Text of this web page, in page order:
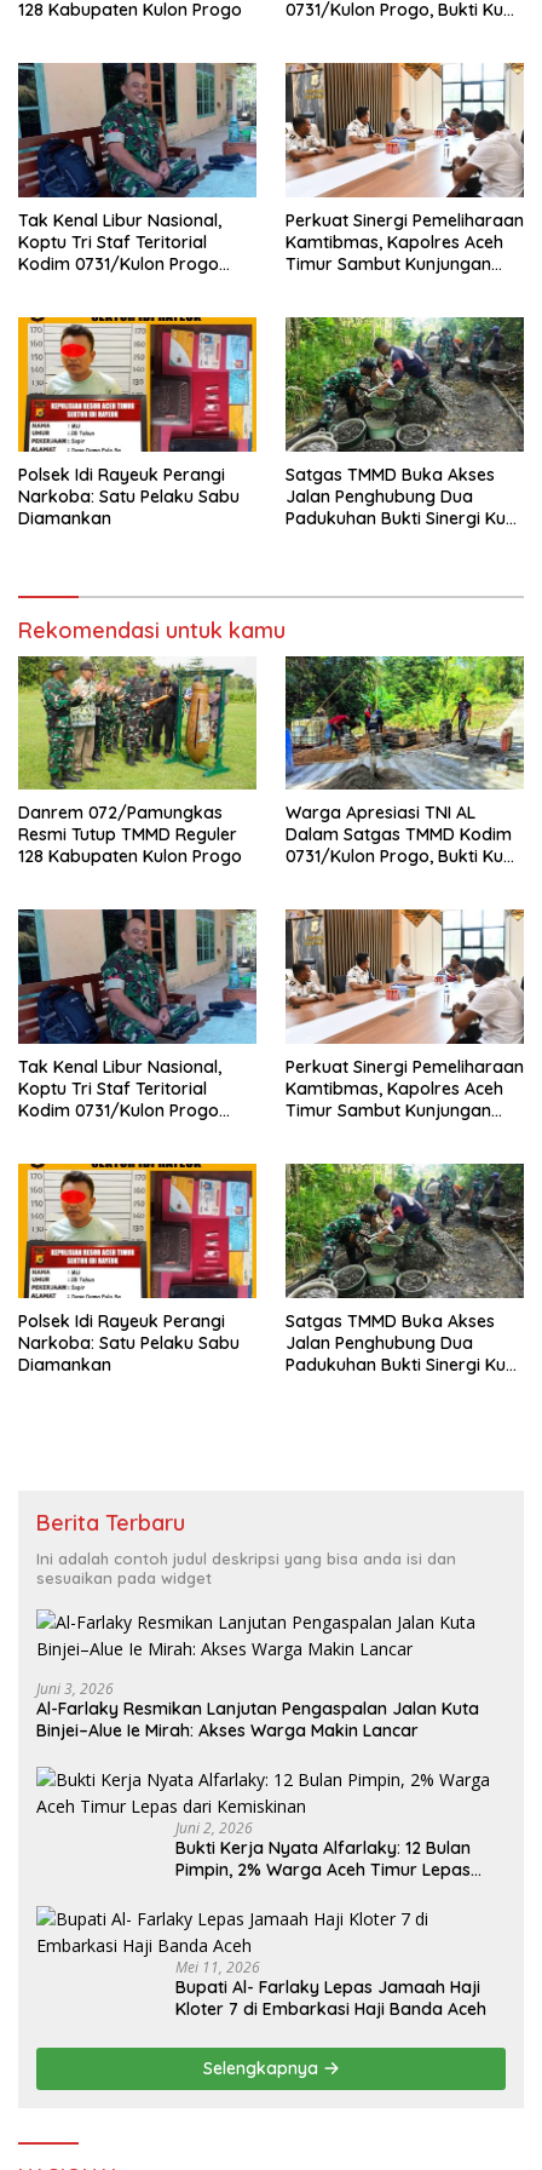
128 Kabupaten Kulon Progo
0731/Kulon Progo, Bukti Kuat
Tak Kenal Libur Nasional,
Koptu Tri Staf Teritorial
Kodim 0731/Kulon Progo
Perkuat Sinergi Pemeliharaan
Kamtibmas, Kapolres Aceh
Timur Sambut Kunjungan
Polsek Idi Rayeuk Perangi
Narkoba: Satu Pelaku Sabu
Diamankan
Satgas TMMD Buka Akses
Jalan Penghubung Dua
Padukuhan Bukti Sinergi Kuat
Rekomendasi untuk kamu
Danrem 072/Pamungkas
Resmi Tutup TMMD Reguler
128 Kabupaten Kulon Progo
Warga Apresiasi TNI AL
Dalam Satgas TMMD Kodim
0731/Kulon Progo, Bukti Kuat
Tak Kenal Libur Nasional,
Koptu Tri Staf Teritorial
Kodim 0731/Kulon Progo
Perkuat Sinergi Pemeliharaan
Kamtibmas, Kapolres Aceh
Timur Sambut Kunjungan
Polsek Idi Rayeuk Perangi
Narkoba: Satu Pelaku Sabu
Diamankan
Satgas TMMD Buka Akses
Jalan Penghubung Dua
Padukuhan Bukti Sinergi Kuat
Berita Terbaru
Ini adalah contoh judul deskripsi yang bisa anda isi dan
sesuaikan pada widget
Juni 3, 2026
Al-Farlaky Resmikan Lanjutan Pengaspalan Jalan Kuta
Binjei–Alue Ie Mirah: Akses Warga Makin Lancar
Juni 2, 2026
Bukti Kerja Nyata Alfarlaky: 12 Bulan
Pimpin, 2% Warga Aceh Timur Lepas
Mei 11, 2026
Bupati Al- Farlaky Lepas Jamaah Haji
Kloter 7 di Embarkasi Haji Banda Aceh
Selengkapnya